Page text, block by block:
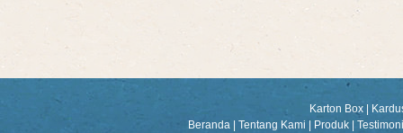
Karton Box
Beranda
Tentang Kami Produk Testimoni